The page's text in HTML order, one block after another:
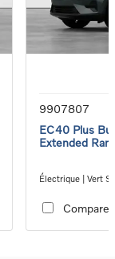
9907807
EC40 Plus
Extended
Électrique | Vert
Comparer